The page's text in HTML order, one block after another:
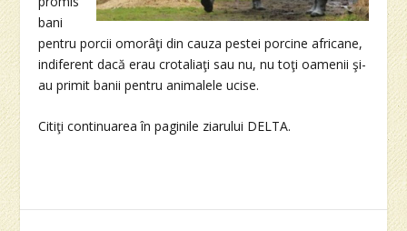
bani
pentru porcii omorâţi din cauza pestei porcine africane,
indiferent dacă erau crotaliaţi sau nu, nu toţi oamenii şi-
au primit banii pentru animalele ucise.
Citiţi continuarea în paginile ziarului DELTA.